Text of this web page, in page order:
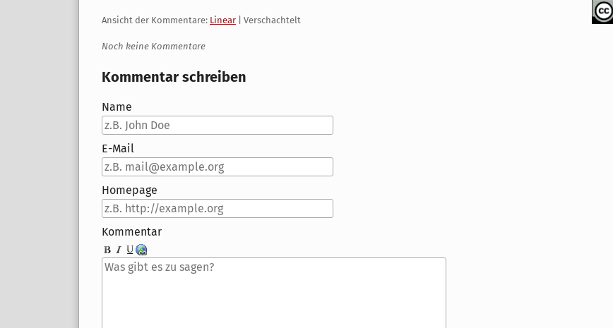
Ansicht der Kommentare: Linear | Verschachtelt
Noch keine Kommentare
Kommentar schreiben
Name
E-Mail
Homepage
Kommentar